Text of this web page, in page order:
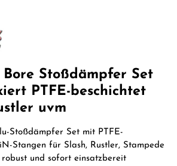
Bore Stoßdämpfer Set
PTFE-beschichtet
uvm
Stoßdämpfer Set mit PTFE-
Stangen für Slash, Rustler, Stampede
und sofort einsatzbereit